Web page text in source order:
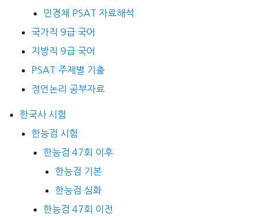
민경채 PSAT 자료해석
국가직 9급 국어
지방직 9급 국어
PSAT 주제별 기출
정언논리 공부자료
한국사 시험
한능검 시험
한능검 47회 이후
한능검 기본
한능검 심화
한능검 47회 이전